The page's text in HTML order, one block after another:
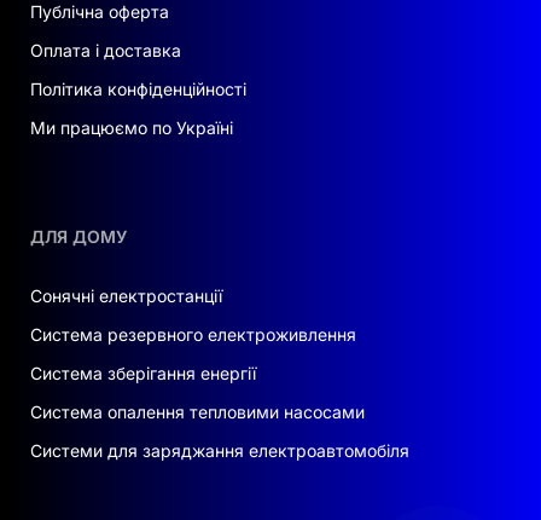
Публічна оферта
Оплата і доставка
Політика конфіденційності
Ми працюємо по Україні
ДЛЯ ДОМУ
Сонячні електростанції
Система резервного електроживлення
Система зберігання енергії
Система опалення тепловими насосами
Системи для заряджання електроавтомобіля